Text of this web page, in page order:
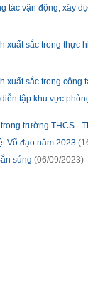
tác vận động, xây
xuất sắc trong thực
xuất sắc trong công
tập khu vực
trường THCS -
Võ đạo năm 2023
súng (06/09/2023)